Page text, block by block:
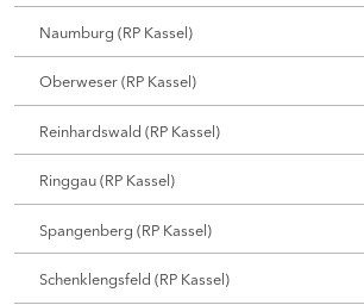
Naumburg (RP Kassel)
Oberweser (RP Kassel)
Reinhardswald (RP Kassel)
Ringgau (RP Kassel)
Spangenberg (RP Kassel)
Schenklengsfeld (RP Kassel)